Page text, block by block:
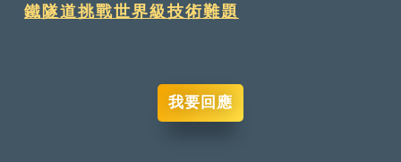
鐵隧道挑戰世界級技術難題
我要回應